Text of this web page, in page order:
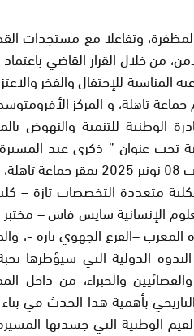
وتفاعلا مع مستجدات
من خلال القرار القاضي
المناسبة للإحتفال والفخر
تاهلة، و المركز
الوطنية للتنمية والنهوض
تحت عنوان ” ذكرى عيد
الوطنية وهندسة التنمية ” يوم
متعددة التخصصات تازة – كلية
الإنسانية سايس فاس – مختبر
المغرب –الفرع الجهوي تازة -،
الدولية التي سيؤطرها
والقضائيين والخبراء، من داخل
التاريخي بأهمية هذا الحدث في
الوطنية التي جسدتها